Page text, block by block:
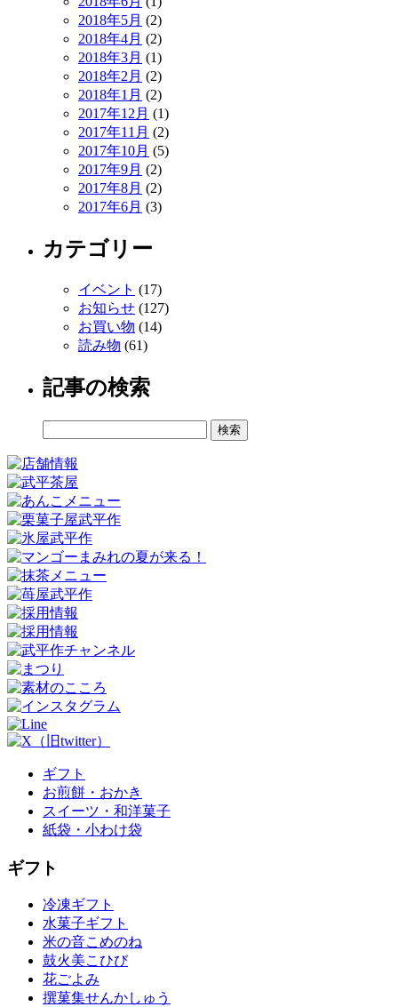
2018年5月 (2)
2018年4月 (2)
2018年3月 (1)
2018年2月 (2)
2018年1月 (2)
2017年12月 (1)
2017年11月 (2)
2017年10月 (5)
2017年9月 (2)
2017年8月 (2)
2017年6月 (3)
カテゴリー
イベント (17)
お知らせ (127)
お買い物 (14)
読み物 (61)
記事の検索
ギフト
お煎餅・おかき
スイーツ・和洋菓子
紙袋・小わけ袋
ギフト
冷凍ギフト
水菓子ギフト
米の音こめのね
鼓火美こひび
花ごよみ
撰菓集せんかしゅう